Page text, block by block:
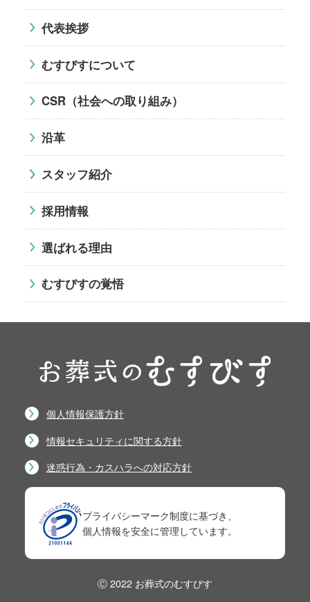
代表挨拶
むすびすについて
CSR（社会への取り組み）
沿革
スタッフ紹介
採用情報
選ばれる理由
むすびすの覚悟
個人情報保護方針
情報セキュリティに関する方針
迷惑行為・カスハラへの対応方針
プライバシーマーク制度に基づき、
個人情報を安全に管理しています。
Ⓒ 2022 お葬式のむすびす